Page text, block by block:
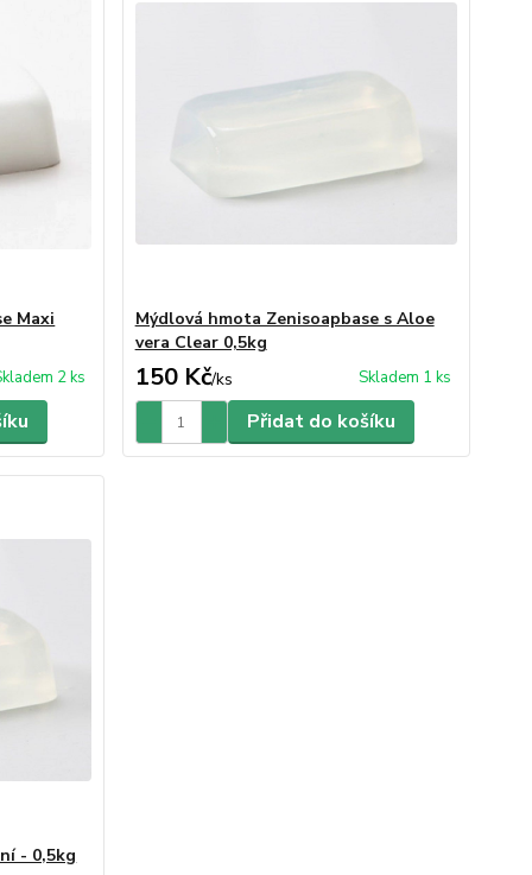
Maxi
2 ks
Mýdlová hmota Zenisoapbase s Aloe
vera Clear 0,5kg
150 Kč/ks Skladem 1 ks
Přidat do košíku
- 0,5kg